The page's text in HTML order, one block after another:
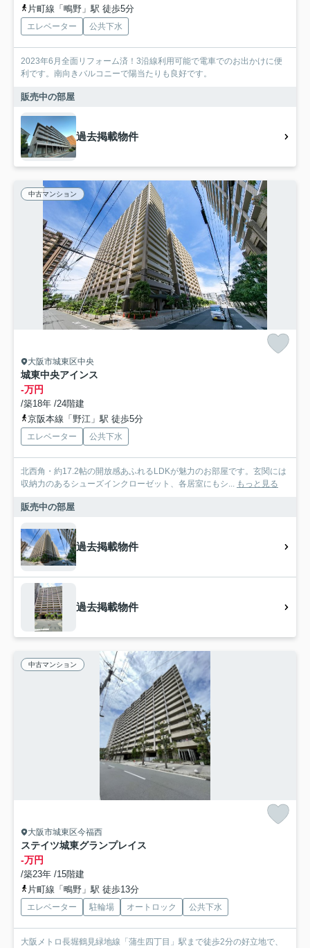
片町線「鴫野」駅 徒歩5分
エレベーター 公共下水
2023年6月全面リフォーム済！3沿線利用可能で電車でのお出かけに便
利です。南向きバルコニーで陽当たりも良好です。
販売中の部屋
過去掲載物件
中古マンション
大阪市城東区中央
城東中央アインス
-万円
/築18年 /24階建
京阪本線「野江」駅 徒歩5分
エレベーター 公共下水
北西角・約17.2帖の開放感あふれるLDKが魅力のお部屋です。玄関には
収納力のあるシューズインクローゼット、各居室にもシ... もっと見る
販売中の部屋
過去掲載物件
過去掲載物件
中古マンション
大阪市城東区今福西
ステイツ城東グランプレイス
-万円
/築23年 /15階建
片町線「鴫野」駅 徒歩13分
エレベーター 駐輪場 オートロック 公共下水
大阪メトロ長堀鶴見緑地線「蒲生四丁目」駅まで徒歩2分の好立地で、